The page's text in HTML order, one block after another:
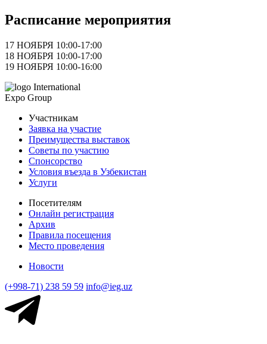
Расписание мероприятия
17 НОЯБРЯ 10:00-17:00
18 НОЯБРЯ 10:00-17:00
19 НОЯБРЯ 10:00-16:00
International
Expo Group
Участникам
Заявка на участие
Преимущества выставок
Советы по участию
Спонсорство
Условия въезда в Узбекистан
Услуги
Посетителям
Онлайн регистрация
Архив
Правила посещения
Место проведения
Новости
(+998-71) 238 59 59 info@ieg.uz